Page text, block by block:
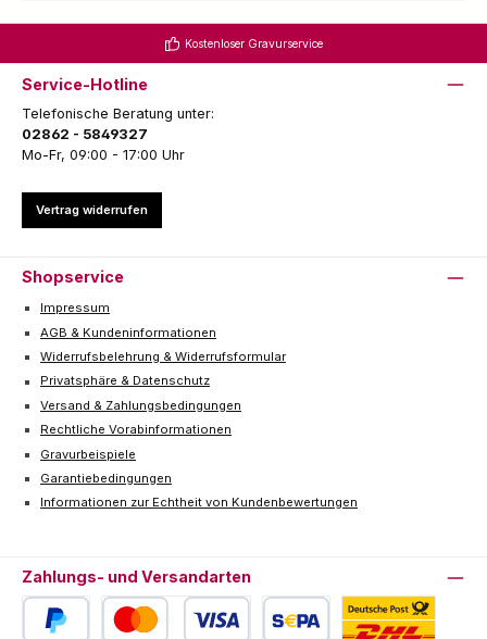
Kostenloser Gravurservice
Service-Hotline
Telefonische Beratung unter:
02862 - 5849327
Mo-Fr, 09:00 - 17:00 Uhr
Vertrag widerrufen
Shopservice
Impressum
AGB & Kundeninformationen
Widerrufsbelehrung & Widerrufsformular
Privatsphäre & Datenschutz
Versand & Zahlungsbedingungen
Rechtliche Vorabinformationen
Gravurbeispiele
Garantiebedingungen
Informationen zur Echtheit von Kundenbewertungen
Zahlungs- und Versandarten